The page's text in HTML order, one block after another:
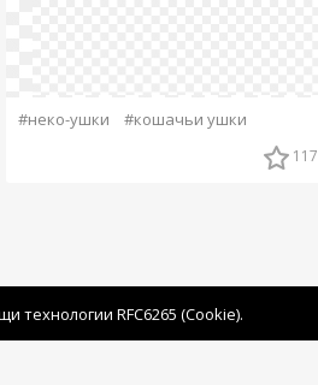
#неко-ушки #кошачьи ушки
117
RFC6265 (Cookie).